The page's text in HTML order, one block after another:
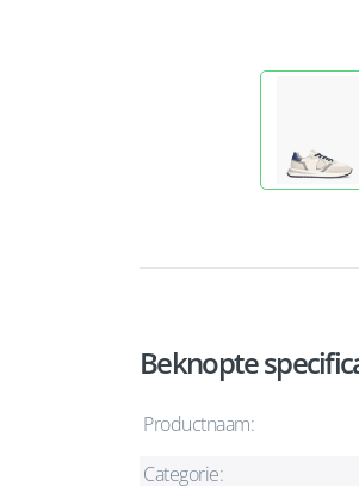
Beknopte
Productnaam:
Categorie: